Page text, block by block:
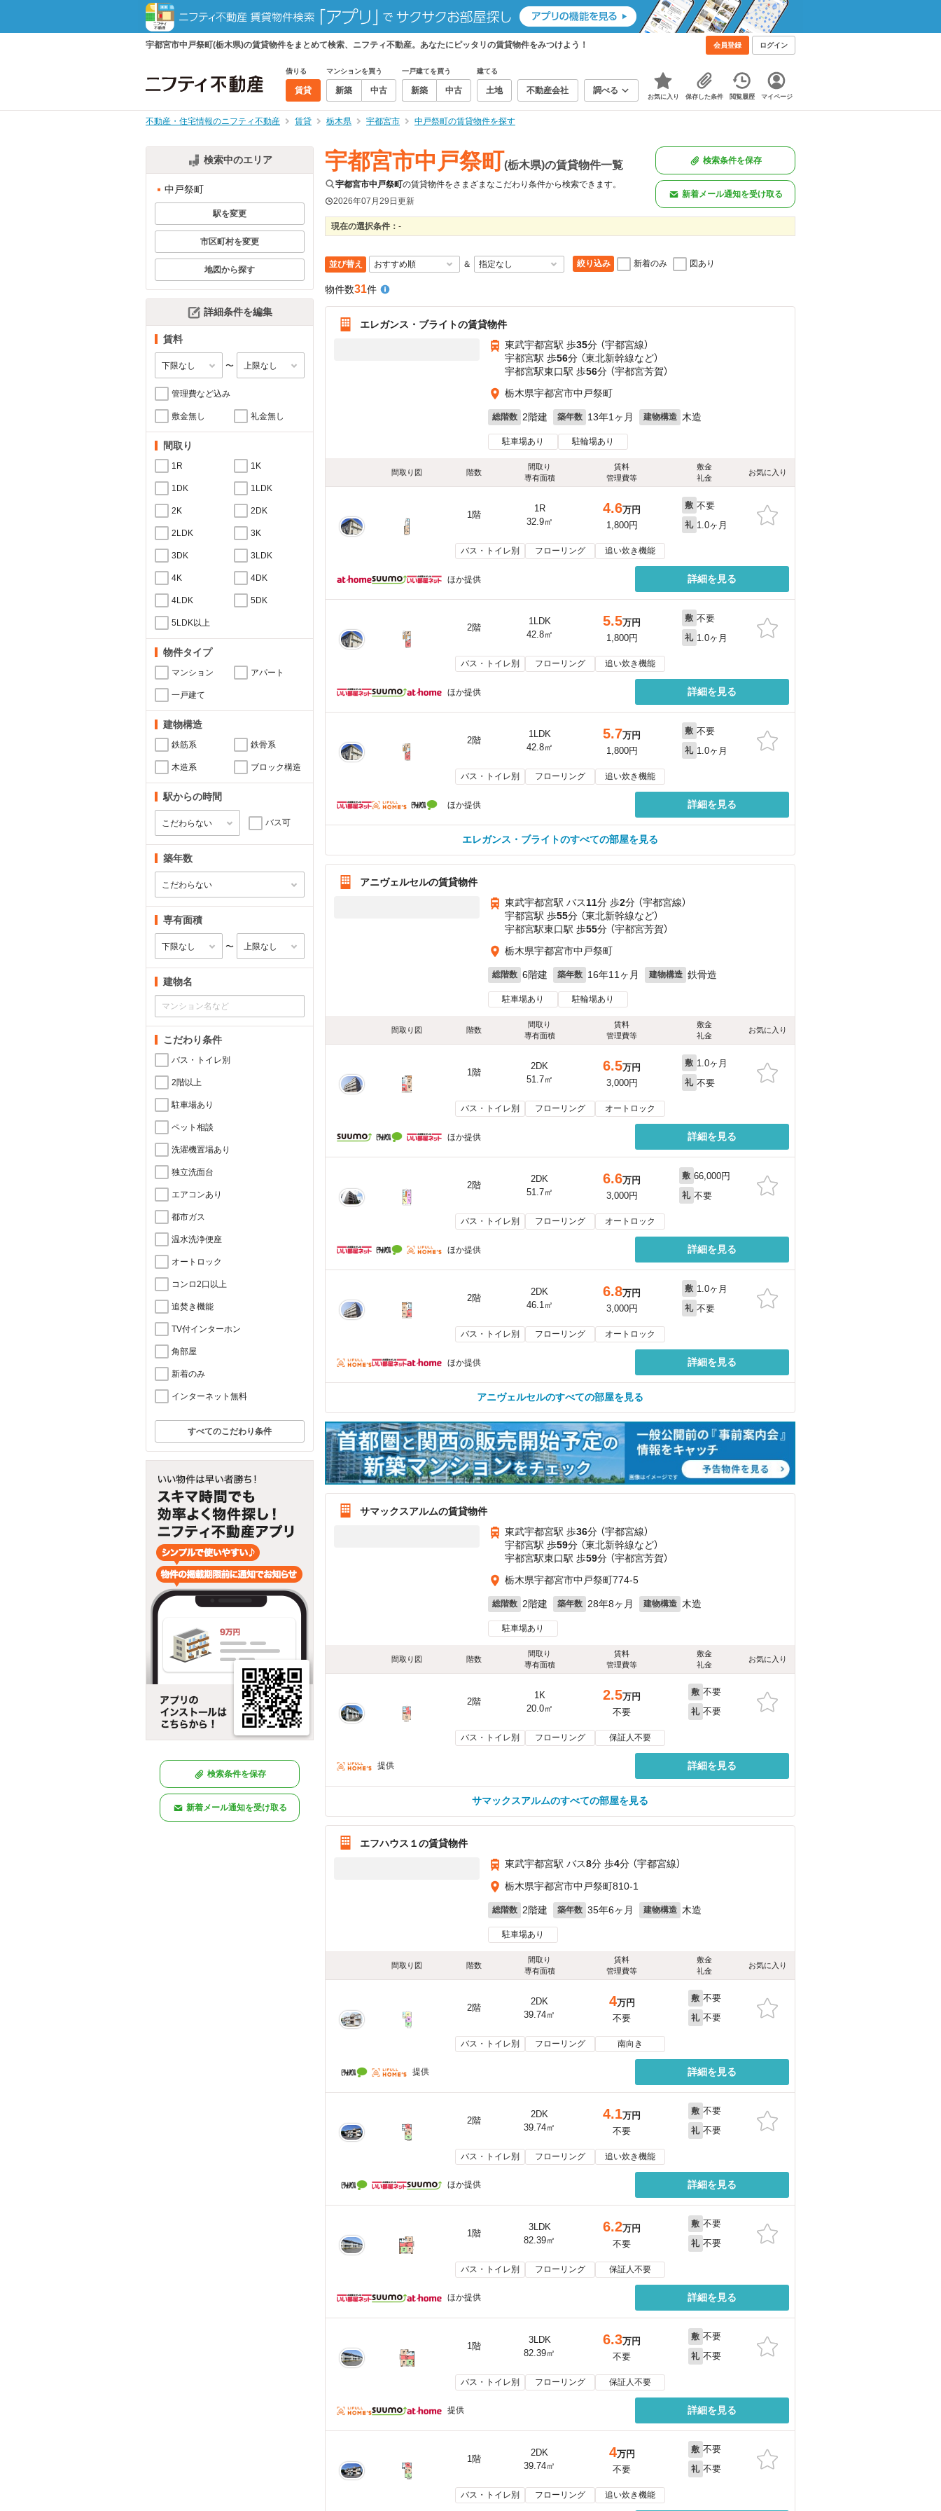
宇都宮市中戸祭町(栃木県)の賃貸物件をまとめて検索、ニフティ不動産。あなたにピッタリの賃貸物件をみつけよう！ 会員登録 ログイン
借りる
賃貸
マンションを買う
新築 中古
一戸建てを買う
新築 中古
建てる
土地 不動産会社 調べる
お気に入り 保存した条件 閲覧履歴 マイページ
不動産・住宅情報のニフティ不動産 賃貸 栃木県 宇都宮市 中戸祭町の賃貸物件を探す
検索中のエリア
中戸祭町
駅を変更
市区町村を変更
地図から探す
詳細条件を編集
賃料
〜
管理費など込み
敷金無し 礼金無し
間取り
1R 1K
1DK 1LDK
2K 2DK
2LDK 3K
3DK 3LDK
4K 4DK
4LDK 5DK
5LDK以上
物件タイプ
マンション アパート
一戸建て
建物構造
鉄筋系 鉄骨系
木造系 ブロック構造
駅からの時間
バス可
築年数
専有面積
〜
建物名
こだわり条件
バス・トイレ別
2階以上
駐車場あり
ペット相談
洗濯機置場あり
独立洗面台
エアコンあり
都市ガス
温水洗浄便座
オートロック
コンロ2口以上
追焚き機能
TV付インターホン
角部屋
新着のみ
インターネット無料
すべてのこだわり条件
検索条件を保存
新着メール通知を受け取る
宇都宮市中戸祭町(栃木県)の賃貸物件一覧
宇都宮市中戸祭町の賃貸物件をさまざまなこだわり条件から検索できます。
2026年07月29日更新
検索条件を保存
新着メール通知を受け取る
現在の選択条件： -
並び替え ＆ 絞り込み 新着のみ 図あり
物件数31件
エレガンス・ブライトの賃貸物件
東武宇都宮駅 歩35分 （宇都宮線）
宇都宮駅 歩56分 （東北新幹線など）
宇都宮駅東口駅 歩56分 （宇都宮芳賀）
栃木県宇都宮市中戸祭町
総階数 2階建 築年数 13年1ヶ月 建物構造 木造
駐車場あり 駐輪場あり
間取り図 階数
間取り
専有面積
賃料
管理費等
敷金
礼金
お気に入り
1階
1R
32.9㎡
4.6万円
1,800円
敷 不要
礼 1.0ヶ月
バス・トイレ別 フローリング 追い炊き機能
ほか提供 詳細を見る
2階
1LDK
42.8㎡
5.5万円
1,800円
敷 不要
礼 1.0ヶ月
バス・トイレ別 フローリング 追い炊き機能
ほか提供 詳細を見る
2階
1LDK
42.8㎡
5.7万円
1,800円
敷 不要
礼 1.0ヶ月
バス・トイレ別 フローリング 追い炊き機能
ほか提供 詳細を見る
エレガンス・ブライトのすべての部屋を見る
アニヴェルセルの賃貸物件
東武宇都宮駅 バス11分 歩2分 （宇都宮線）
宇都宮駅 歩55分 （東北新幹線など）
宇都宮駅東口駅 歩55分 （宇都宮芳賀）
栃木県宇都宮市中戸祭町
総階数 6階建 築年数 16年11ヶ月 建物構造 鉄骨造
駐車場あり 駐輪場あり
間取り図 階数
間取り
専有面積
賃料
管理費等
敷金
礼金
お気に入り
1階
2DK
51.7㎡
6.5万円
3,000円
敷 1.0ヶ月
礼 不要
バス・トイレ別 フローリング オートロック
ほか提供 詳細を見る
2階
2DK
51.7㎡
6.6万円
3,000円
敷 66,000円
礼 不要
バス・トイレ別 フローリング オートロック
ほか提供 詳細を見る
2階
2DK
46.1㎡
6.8万円
3,000円
敷 1.0ヶ月
礼 不要
バス・トイレ別 フローリング オートロック
ほか提供 詳細を見る
アニヴェルセルのすべての部屋を見る
サマックスアルムの賃貸物件
東武宇都宮駅 歩36分 （宇都宮線）
宇都宮駅 歩59分 （東北新幹線など）
宇都宮駅東口駅 歩59分 （宇都宮芳賀）
栃木県宇都宮市中戸祭町774-5
総階数 2階建 築年数 28年8ヶ月 建物構造 木造
駐車場あり
間取り図 階数
間取り
専有面積
賃料
管理費等
敷金
礼金
お気に入り
2階
1K
20.0㎡
2.5万円
不要
敷 不要
礼 不要
バス・トイレ別 フローリング 保証人不要
提供 詳細を見る
サマックスアルムのすべての部屋を見る
エフハウス１の賃貸物件
東武宇都宮駅 バス8分 歩4分 （宇都宮線）
栃木県宇都宮市中戸祭町810-1
総階数 2階建 築年数 35年6ヶ月 建物構造 木造
駐車場あり
間取り図 階数
間取り
専有面積
賃料
管理費等
敷金
礼金
お気に入り
2階
2DK
39.74㎡
4万円
不要
敷 不要
礼 不要
バス・トイレ別 フローリング 南向き
提供 詳細を見る
2階
2DK
39.74㎡
4.1万円
不要
敷 不要
礼 不要
バス・トイレ別 フローリング 追い炊き機能
ほか提供 詳細を見る
1階
3LDK
82.39㎡
6.2万円
不要
敷 不要
礼 不要
バス・トイレ別 フローリング 保証人不要
ほか提供 詳細を見る
1階
3LDK
82.39㎡
6.3万円
不要
敷 不要
礼 不要
バス・トイレ別 フローリング 保証人不要
提供 詳細を見る
1階
2DK
39.74㎡
4万円
不要
敷 不要
礼 不要
バス・トイレ別 フローリング 追い炊き機能